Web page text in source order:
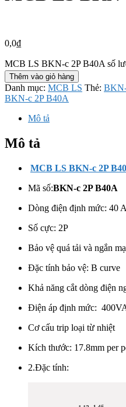
0,0₫
MCB LS BKN-c 2P B40A số
Thêm vào giỏ hàng
Danh mục: MCB LS Thẻ:
BKN-c 2P B40A
Mô tả
Mô tả
MCB LS BKN-c 2P
Mã số:BKN-c 2P B40A
Dòng điện định mức: 40 A
Số cực: 2P
Bảo vệ quá tải và ngắn
Đặc tính bảo vệ: B curve
Khả năng cắt dòng điện
Điện áp định mức:
Cơ cấu trip loại từ nhiệt
Kích thước: 17.8mm per
2.Đặc tính: